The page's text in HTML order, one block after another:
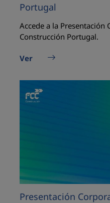
Portugal
Accede a la Presentación
Construcción Portugal.
Ver
Presentación